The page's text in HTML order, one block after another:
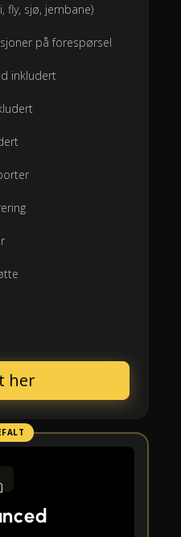
fly, sjø, jernbane)
på forespørsel
inkludert
her